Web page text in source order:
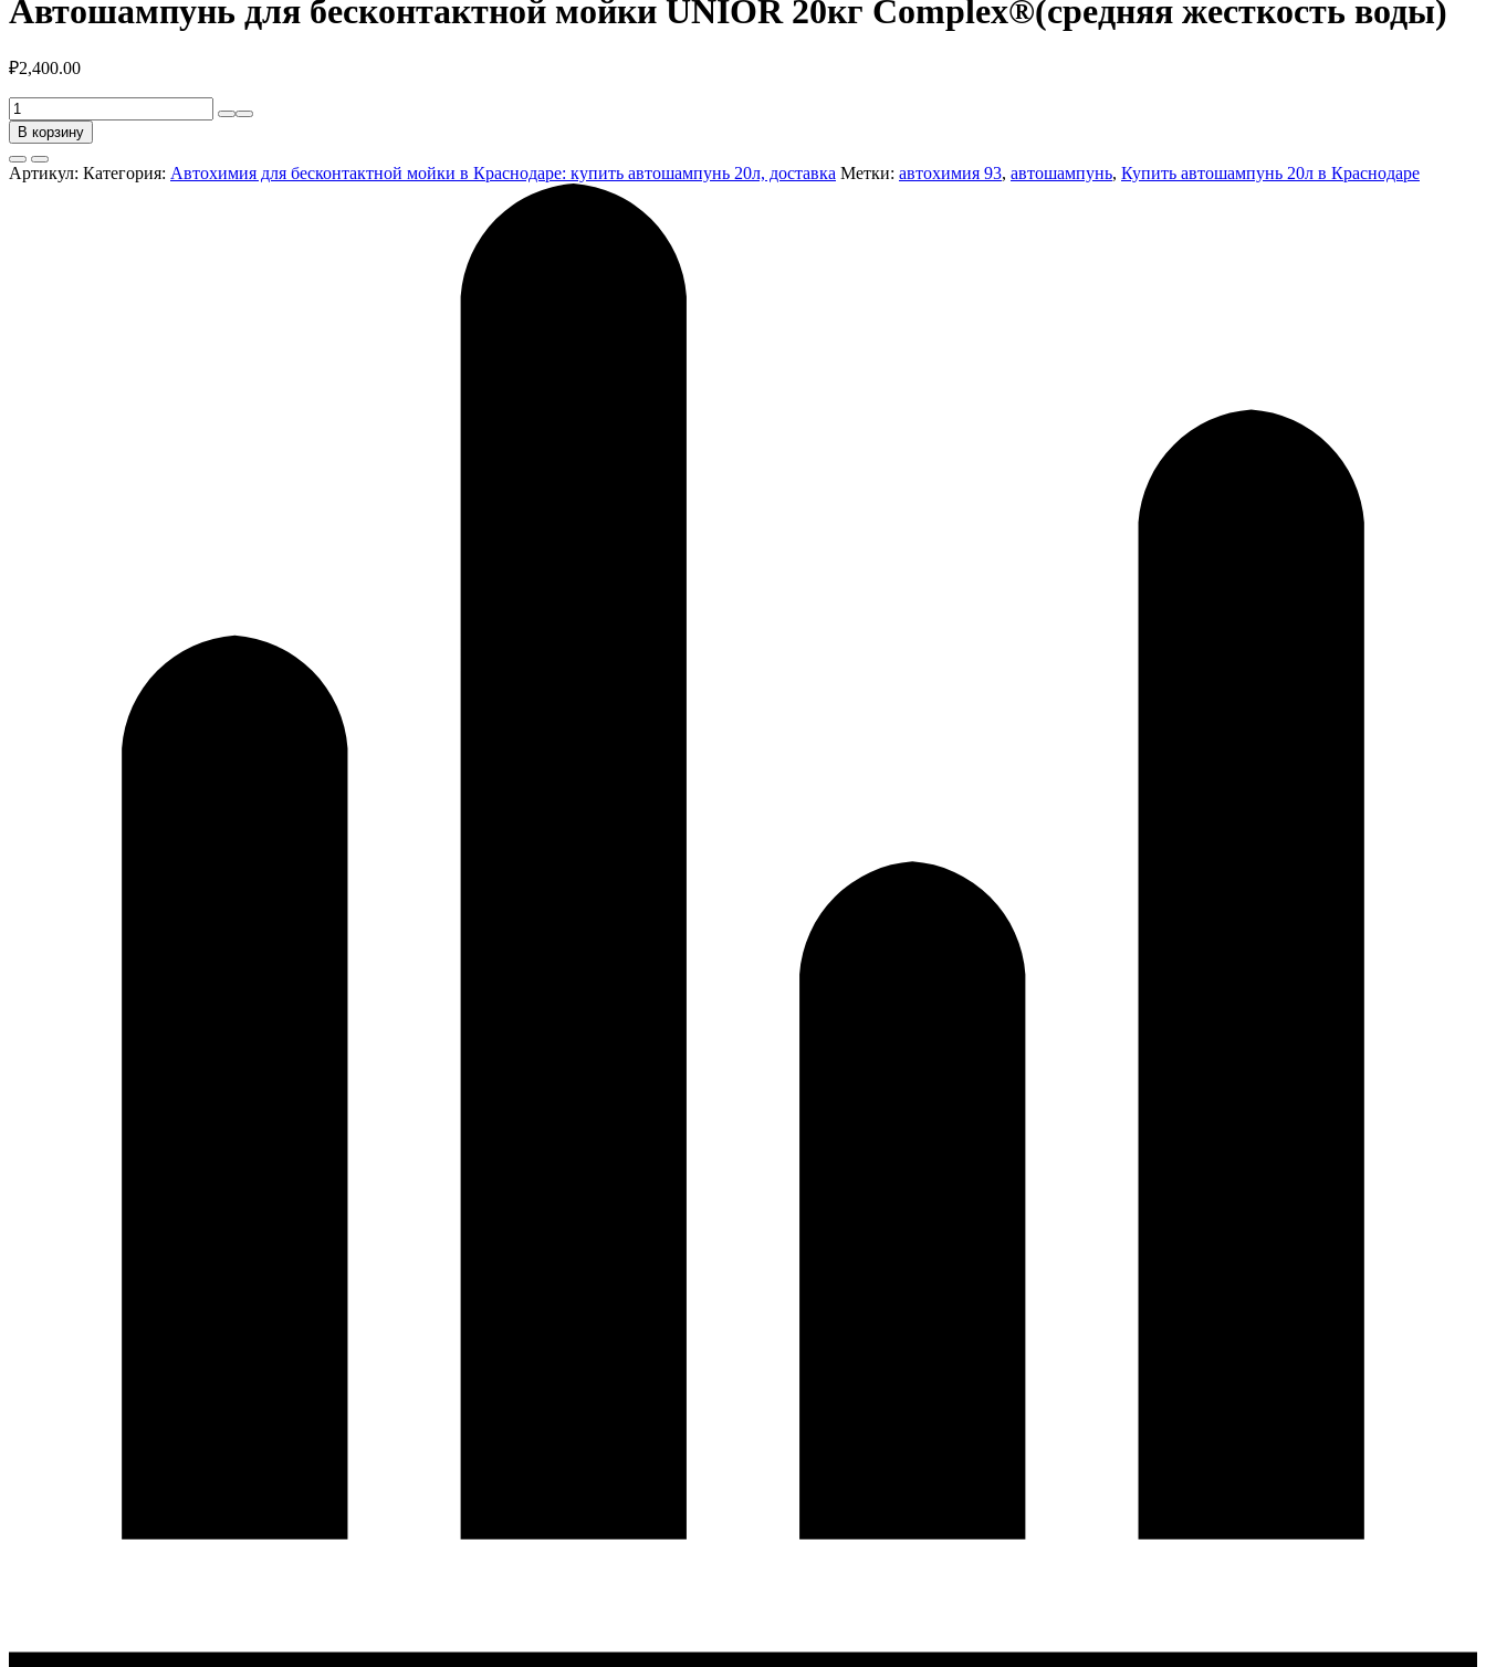
Автошампунь для бесконтактной мойки UNIOR 20кг Complex®(средняя жесткость воды)
₽2,400.00
Количество
товара
Автошампунь
для
бесконтактной
В корзину
Артикул: Категория: Автохимия для бесконтактной мойки в Краснодаре: купить автошампунь 20л, доставка Метки: автохимия 93, автошампунь, Купить автошампунь 20л в Краснодаре